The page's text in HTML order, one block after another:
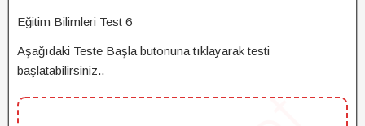
Eğitim Bilimleri Test 6
Aşağıdaki Teste Başla butonuna tıklayarak testi
başlatabilirsiniz..